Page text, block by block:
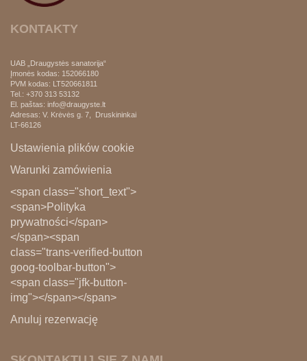
KONTAKTY
UAB „Draugystės sanatorija“
Įmonės kodas: 152066180
PVM kodas: LT520661811
Tel.: +370 313 53132
El. paštas: info@draugyste.lt
Adresas: V. Krėvės g. 7, Druskininkai
LT-66126
Ustawienia plików cookie
Warunki zamówienia
<span class="short_text">
<span>Polityka
prywatności</span>
</span><span
class="trans-verified-button
goog-toolbar-button">
<span class="jfk-button-
img"></span></span>
Anuluj rezerwację